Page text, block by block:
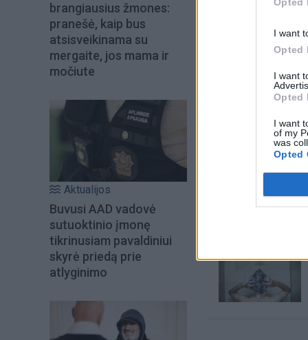
I want
Opted
I want
Opted
I want
of my
was
Opted
brangiausius žmones:
pranešė, kaip bus
atsisveikinama su
mergaite, jos mama ir
močiute
Aktualijos
Buvusi AAD vadovė
sutuoktinio įmonę
tikrinusiam pavaldiniui
skyrė priedą prie
atlyginimo
Šiuo metu